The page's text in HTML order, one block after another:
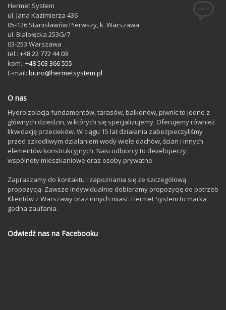
Hermet System
ul. Jana Kazimierza 436
05-126 Stanisławów Pierwszy, k. Warszawa
ul. Białołęcka 253G/7
03-253 Warszawa
tel.: +48 22 772 44 03
kom.: +48 503 366 555
E-mail: biuro@hermetsystem.pl
O nas
Hydroizolacja fundamentów, tarasów, balkonów, piwnic to jedne z
głównych dziedzin, w których się specjalizujemy. Oferujemy również
likwidację przecieków. W ciągu 15 lat działania zabezpieczyliśmy
przed szkodliwym działaniem wody wiele dachów, ścian i innych
elementów konstrukcyjnych. Nasi odbiorcy to developerzy,
wspólnoty mieszkaniowe oraz osoby prywatne.
Zapraszamy do kontaktu i zapoznania się ze szczegółową
propozycją. Zawsze indywidualnie dobieramy propozycję do potrzeb
Klientów z Warszawy oraz innych miast. Hermet System to marka
godna zaufania.
Odwiedź nas na Facebooku